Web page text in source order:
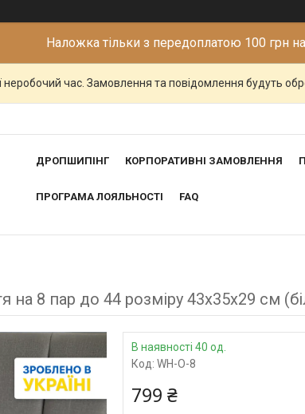
Наложка тільки з передоплатою 100 грн
неробочий час. Замовлення та повідомлення будуть
ДРОПШИПІНГ КОРПОРАТИВНІ ЗАМОВЛЕННЯ
ПРОГРАМА ЛОЯЛЬНОСТІ FAQ
на 8 пар до 44 розміру 43х35х29 см
В наявності 40 од.
Код: WH-O-8
799 ₴